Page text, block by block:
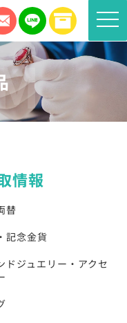
toggle
情報
替
記念金貨
ドジュエリー・アクセ